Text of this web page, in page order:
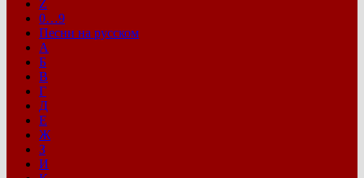
Z
0…9
Песни на русском
А
Б
В
Г
Д
Е
Ж
З
И